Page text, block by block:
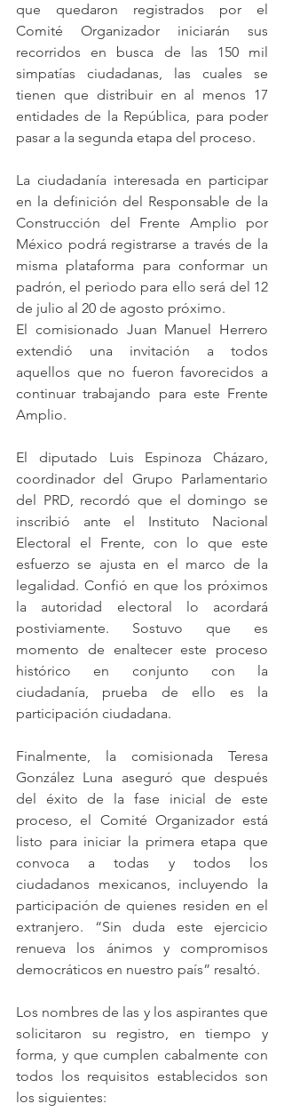
que quedaron registrados por el
Comité Organizador iniciarán sus
recorridos en busca de las 150 mil
simpatías ciudadanas, las cuales se
tienen que distribuir en al menos 17
entidades de la República, para poder
pasar a la segunda etapa del proceso.
La ciudadanía interesada en participar
en la definición del Responsable de la
Construcción del Frente Amplio por
México podrá registrarse a través de la
misma plataforma para conformar un
padrón, el periodo para ello será del 12
de julio al 20 de agosto próximo.
El comisionado Juan Manuel Herrero
extendió una invitación a todos
aquellos que no fueron favorecidos a
continuar trabajando para este Frente
Amplio.
El diputado Luis Espinoza Cházaro,
coordinador del Grupo Parlamentario
del PRD, recordó que el domingo se
inscribió ante el Instituto Nacional
Electoral el Frente, con lo que este
esfuerzo se ajusta en el marco de la
legalidad. Confió en que los próximos
la autoridad electoral lo acordará
postiviamente. Sostuvo que es
momento de enaltecer este proceso
histórico en conjunto con la
ciudadanía, prueba de ello es la
participación ciudadana.
Finalmente, la comisionada Teresa
González Luna aseguró que después
del éxito de la fase inicial de este
proceso, el Comité Organizador está
listo para iniciar la primera etapa que
convoca a todas y todos los
ciudadanos mexicanos, incluyendo la
participación de quienes residen en el
extranjero. “Sin duda este ejercicio
renueva los ánimos y compromisos
democráticos en nuestro país” resaltó.
Los nombres de las y los aspirantes que
solicitaron su registro, en tiempo y
forma, y que cumplen cabalmente con
todos los requisitos establecidos son
los siguientes: